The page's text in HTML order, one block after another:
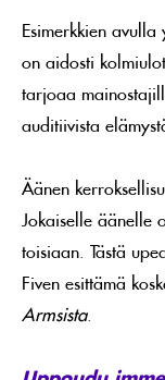
Esimerkkien
on aidosti
tarjoaa
auditiivista
Äänen
Jokaiselle äänelle
toisiaan. Tästä
Fiven esittämä
Armsista.